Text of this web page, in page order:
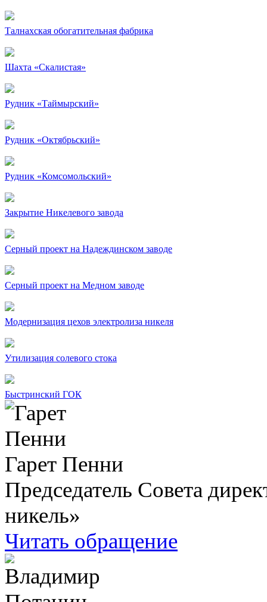
Талнахская обогатительная фабрика
Шахта «Скалистая»
Рудник «Таймырский»
Рудник «Октябрьский»
Рудник «Комсомольский»
Закрытие Никелевого завода
Серный проект на Надеждинском заводе
Серный проект на Медном заводе
Модернизация цехов электролиза никеля
Утилизация солевого стока
Быстринский ГОК
Гарет Пенни
Председатель Совета
никель»
Читать обращение